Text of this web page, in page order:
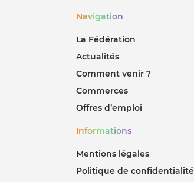
Navigation
La Fédération
Actualités
Comment venir ?
Commerces
Offres d’emploi
Informations
Mentions légales
Politique de confidentialité